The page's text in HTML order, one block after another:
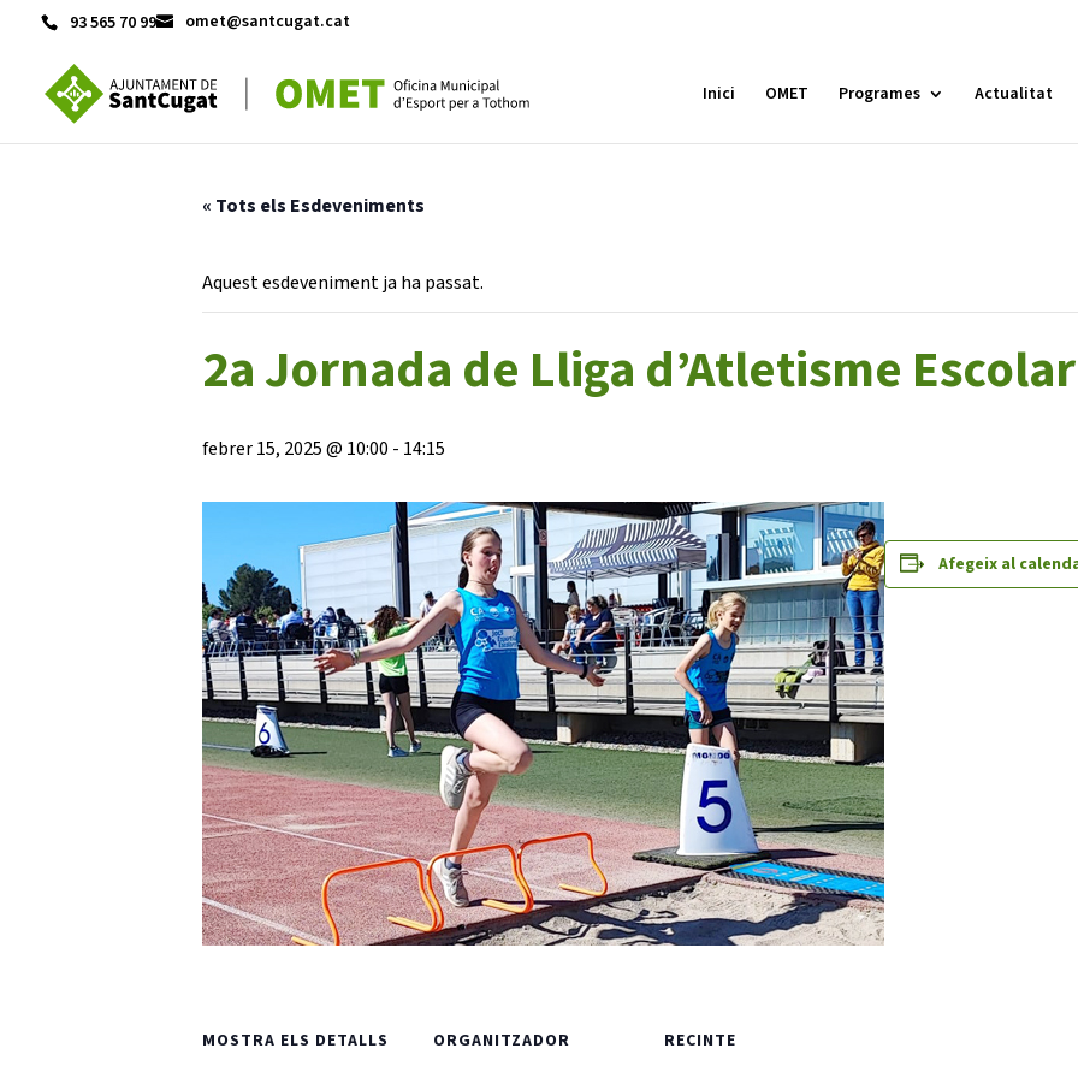
93 565 70 99 omet@santcugat.cat
Inici OMET Programes Actualitat
« Tots els Esdeveniments
Aquest esdeveniment ja ha passat.
2a Jornada de Lliga d’Atletisme Escolar
febrer 15, 2025 @ 10:00 - 14:15
Afegeix al
MOSTRA ELS DETALLS
ORGANITZADOR RECINTE
ACTIVITATS D'ESTIU MÓN ESCOLAR ALBERG
CONEIX FUNDESPLAI
La Fundació
L'equip
Missió i valors
Els comptes clars
Memòria d'activitats
Proposta educativa
ACTUALITAT
Notícies
Butlletins
Diari de la Fundació
Fundesplai als mitjans
Xarxes socials